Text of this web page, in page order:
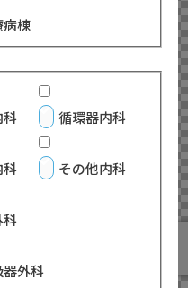
病棟
科 循環器内科
科 その他内科
科
器外科